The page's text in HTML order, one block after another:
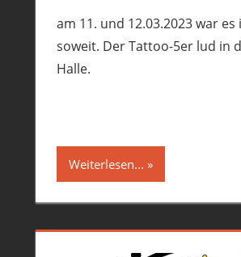
am 11. und 12.03.2023 war
soweit. Der Tattoo-5er lud in
Halle.
Weiterlesen...